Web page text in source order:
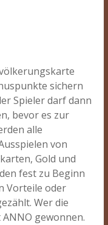
sichern
Spieler darf dann
bevor es zur
alle
von
Gold und
fest zu Beginn
Vorteile oder
Wer die
gewonnen.